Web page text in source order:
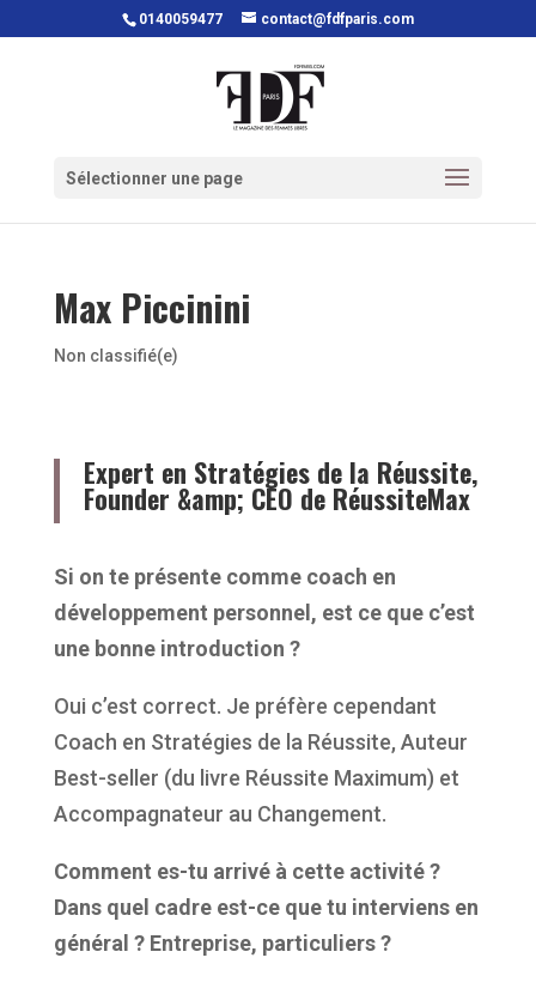
0140059477 contact@fdfparis.com
Sélectionner une page
Max Piccinini
Non classifié(e)
Expert en Stratégies de la Réussite,
Founder &amp; CEO de RéussiteMax
Si on te présente comme coach en
développement personnel, est ce que c’est
une bonne introduction ?
Oui c’est correct. Je préfère cependant
Coach en Stratégies de la Réussite, Auteur
Best-seller (du livre Réussite Maximum) et
Accompagnateur au Changement.
Comment es-tu arrivé à cette activité ?
Dans quel cadre est-ce que tu interviens en
général ? Entreprise, particuliers ?